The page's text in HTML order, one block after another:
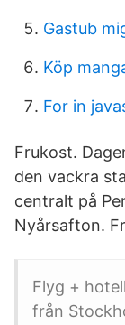
Gastub
Köp
For in
Frukost.
den vackra
centralt på
Nyårsafton.
Flyg +
från